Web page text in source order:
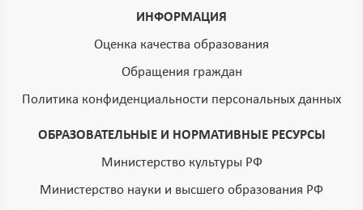
ИНФОРМАЦИЯ
Оценка качества образования
Обращения граждан
Политика конфиденциальности персональных данных
ОБРАЗОВАТЕЛЬНЫЕ И НОРМАТИВНЫЕ РЕСУРСЫ
Министерство культуры РФ
Министерство науки и высшего образования РФ